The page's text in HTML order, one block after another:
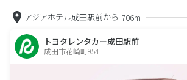
アジアホテル成田駅前から 706m
トヨタレンタカー成田駅前
成田市花崎町954